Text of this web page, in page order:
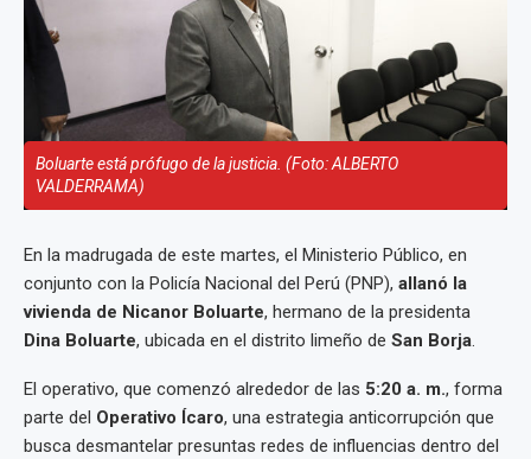
Boluarte está prófugo de la justicia. (Foto: ALBERTO
VALDERRAMA)
En la madrugada de este martes, el Ministerio Público, en
conjunto con la Policía Nacional del Perú (PNP), allanó la
vivienda de Nicanor Boluarte, hermano de la presidenta
Dina Boluarte, ubicada en el distrito limeño de San Borja.
El operativo, que comenzó alrededor de las 5:20 a. m., forma
parte del Operativo Ícaro, una estrategia anticorrupción que
busca desmantelar presuntas redes de influencias dentro del